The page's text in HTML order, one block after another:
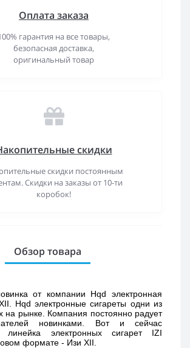
Оплата заказа
гарантия на все товары,
безопасная доставка,
оригинальный товар
скидки
скидки постоянным
Скидки на заказы от 10-ти
коробок!
Обзор товара
от компании Hqd электронная
Hqd электронные сигареты одни из
на рынке. Компания постоянно радует
новинками. Вот и сейчас
линейка электронных сигарет IZI
формате - Изи XII.